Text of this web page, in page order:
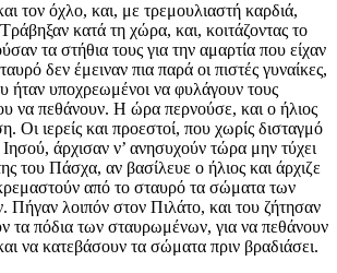
τον όχλο, και, με τρεμουλιαστή καρδιά,
κατά τη χώρα, και, κοιτάζοντας το
τα στήθια τους για την αμαρτία που είχαν
δεν έμειναν πια παρά οι πιστές γυναίκες,
ήταν υποχρεωμένοι να φυλάγουν τους
να πεθάνουν. Η ώρα περνούσε, και ο ήλιος
Οι ιερείς και προεστοί, που χωρίς δισταγμό
άρχισαν ν’ ανησυχούν τώρα μην τύχει
του Πάσχα, αν βασίλευε ο ήλιος και άρχιζε
από το σταυρό τα σώματα των
Πήγαν λοιπόν στον Πιλάτο, και του ζήτησαν
τα πόδια των σταυρωμένων, για να πεθάνουν
να κατεβάσουν τα σώματα πριν βραδιάσει.